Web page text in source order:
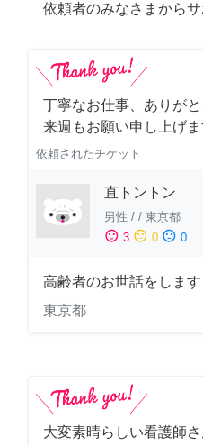
依頼者のみなさまから
丁寧なお仕事、ありがと
来週もお願い申し上げま
依頼されたチケット
直トントン
男性 / / 東京都
sentiment_satisfied 3 sentiment_neutral 0 sentiment_dissatisfied 0
高齢者のお世話をします
東京都
大変素晴らしい看護師